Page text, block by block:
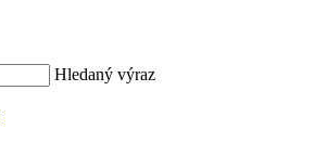
Hledaný výraz